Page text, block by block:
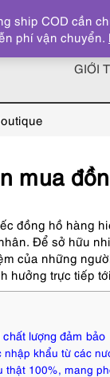
GIỚI
mua
đồng hồ hàng
Để sở hữu
của những
hưởng trực tiếp
lượng đảm bảo
khẩu từ các
100%, mang
COD cần
phí vận chuyển.